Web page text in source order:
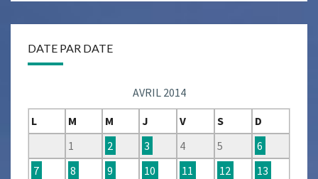
DATE PAR DATE
AVRIL 2014
L
M M J V S
D
1
2 3 4 5
6
7
8 9 10 11 12
13